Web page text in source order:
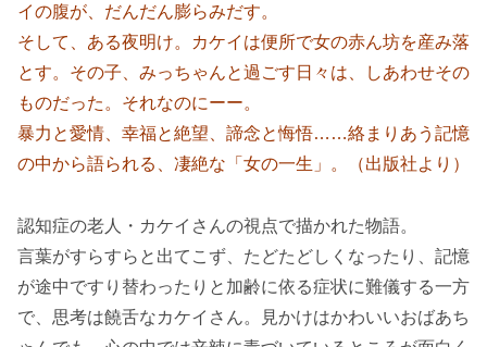
イの腹が、だんだん膨らみだす。
そして、ある夜明け。カケイは便所で女の赤ん坊を産み落
とす。その子、みっちゃんと過ごす日々は、しあわせその
ものだった。それなのにーー。
暴力と愛情、幸福と絶望、諦念と悔悟……絡まりあう記憶
の中から語られる、凄絶な「女の一生」。（出版社より）
認知症の老人・カケイさんの視点で描かれた物語。
言葉がすらすらと出てこず、たどたどしくなったり、記憶
が途中ですり替わったりと加齢に依る症状に難儀する一方
で、思考は饒舌なカケイさん。見かけはかわいいおばあち